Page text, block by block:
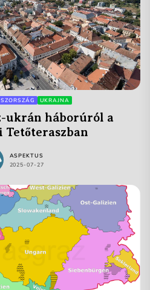
UKRAJNA
ukrán háborúról a
Tetőteraszban
ASPEKTUS
2025-07-27